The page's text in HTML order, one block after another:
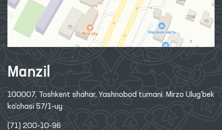
Manzil
100007, Toshkent shahar, Yashnobod tumani. Mirzo Ulug‘bek
ko‘chasi 57/1-uy
(71) 200-10-96